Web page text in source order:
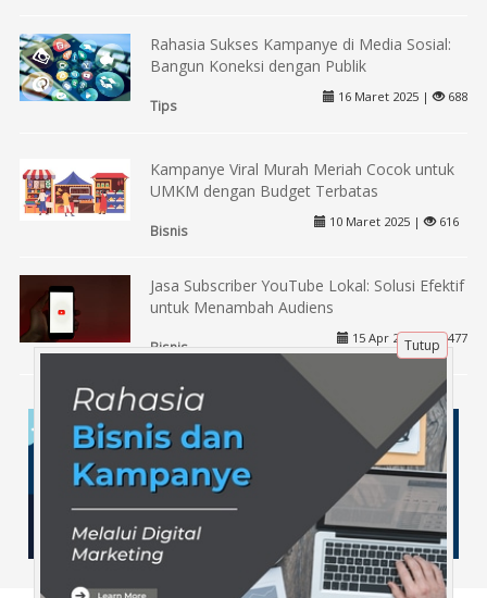
Rahasia Sukses Kampanye di Media Sosial:
Bangun Koneksi dengan Publik
Tips
16 Maret 2025 | 688
Kampanye Viral Murah Meriah Cocok untuk
UMKM dengan Budget Terbatas
Bisnis
10 Maret 2025 | 616
Jasa Subscriber YouTube Lokal: Solusi Efektif
untuk Menambah Audiens
Bisnis
15 Apr 2025 | 477
Tutup